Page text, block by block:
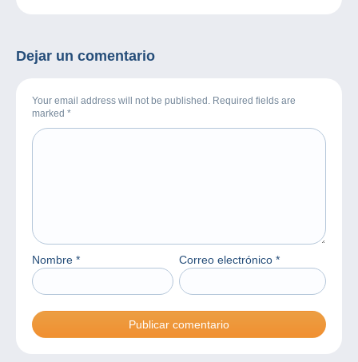
Dejar un comentario
Your email address will not be published. Required fields are
marked *
Nombre * Correo electrónico *